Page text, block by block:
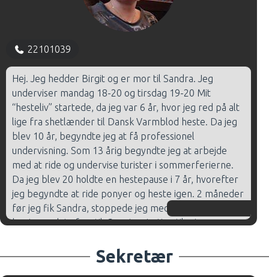
22101039
Hej. Jeg hedder Birgit og er mor til Sandra. Jeg
underviser mandag 18-20 og tirsdag 19-20 Mit
“hesteliv” startede, da jeg var 6 år, hvor jeg red på alt
lige fra shetlænder til Dansk Varmblod heste. Da jeg
blev 10 år, begyndte jeg at få professionel
undervisning. Som 13 årig begyndte jeg at arbejde
med at ride og undervise turister i sommerferierne.
Da jeg blev 20 holdte en hestepause i 7 år, hvorefter
jeg begyndte at ride ponyer og heste igen. 2 måneder
før jeg fik Sandra, stoppede jeg med at ride. Siden da
har jeg redet af og til. Som inspiration til min
Sekretær